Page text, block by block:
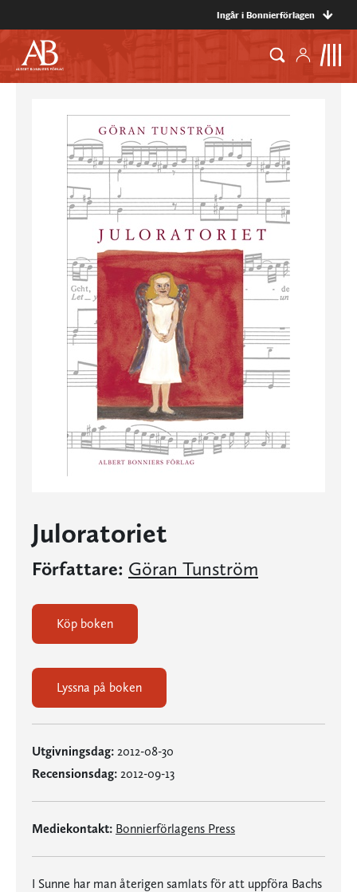
Ingår i Bonnierförlagen
Juloratoriet
Författare: Göran Tunström
Köp boken
Lyssna på boken
Utgivningsdag: 2012-08-30
Recensionsdag: 2012-09-13
Mediekontakt: Bonnierförlagens Press
I Sunne har man återigen samlats för att uppföra Bachs